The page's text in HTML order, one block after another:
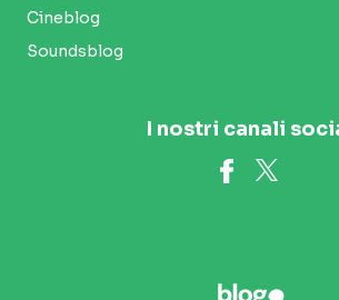
Cineblog
Soundsblog
I nostri canali